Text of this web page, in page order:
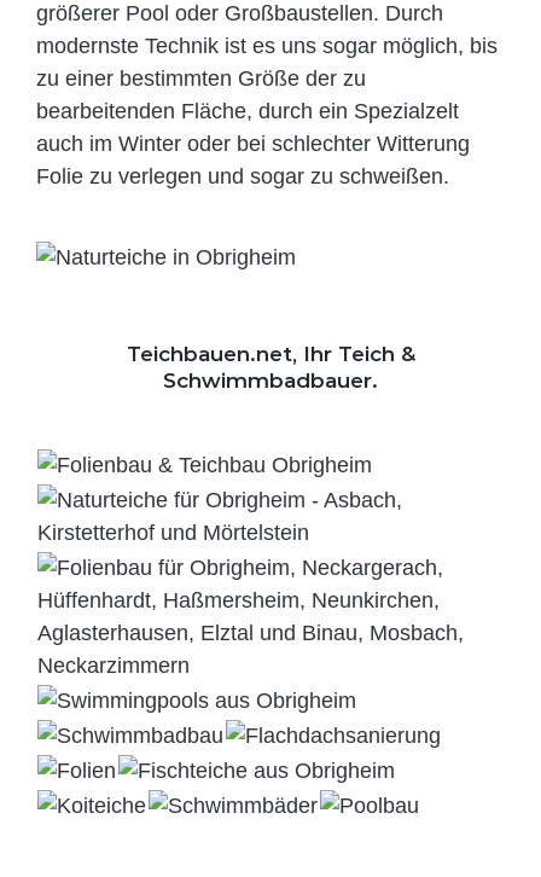
größerer Pool oder Großbaustellen. Durch
modernste Technik ist es uns sogar möglich, bis
zu einer bestimmten Größe der zu
bearbeitenden Fläche, durch ein Spezi­alzelt
auch im Winter oder bei schlechter Witterung
Folie zu verlegen und sogar zu schweißen.
Teichbauen.net, Ihr Teich &
Schwimmbadbauer.